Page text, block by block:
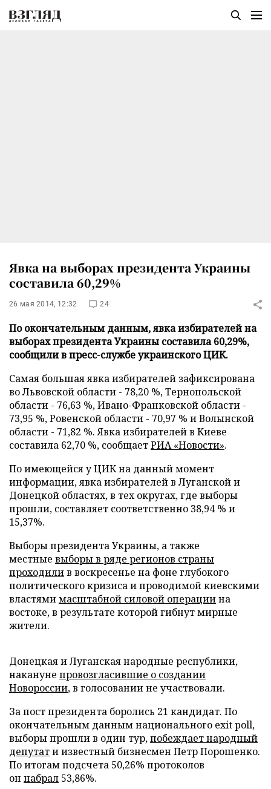
Явка на выборах президента Украины
составила 60,29%
26 мая 2014, 12:32 24
По окончательным данным, явка избирателей на
выборах президента Украины составила 60,29%,
сообщили в пресс-службе украинского ЦИК.
Самая большая явка избирателей зафиксирована
во Львовской области - 78,20 %, Тернопольской
области - 76,63 %, Ивано-Франковской области -
73,95 %, Ровенской области - 70,97 % и Волынской
области - 71,82 %. Явка избирателей в Киеве
составила 62,70 %, сообщаетРИА «Новости».
По имеющейся у ЦИК на данный момент
информации, явка избирателей в Луганской и
Донецкой областях, в тех округах, где выборы
прошли, составляет соответственно 38,94 % и
15,37%.
Выборы президента Украины, а также
местные выборы в ряде регионов страны
проходилив воскресенье на фоне глубокого
политического кризиса и проводимой киевскими
властямимасштабной силовой операциина
востоке, в результате которой гибнут мирные
жители.
Донецкая и Луганская народные республики,
накануне провозгласившие о создании
Новороссии, в голосовании не участвовали.
За пост президента боролись 21 кандидат. По
окончательным данным национального exit poll,
выборы прошли в один тур,побеждает народный
депутати известный бизнесмен Петр Порошенко.
По итогам подсчета 50,26% протоколов
он набрал 53,86%.